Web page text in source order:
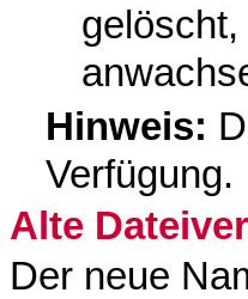
Hinweis:
Verfügung.
Alte
Der neue